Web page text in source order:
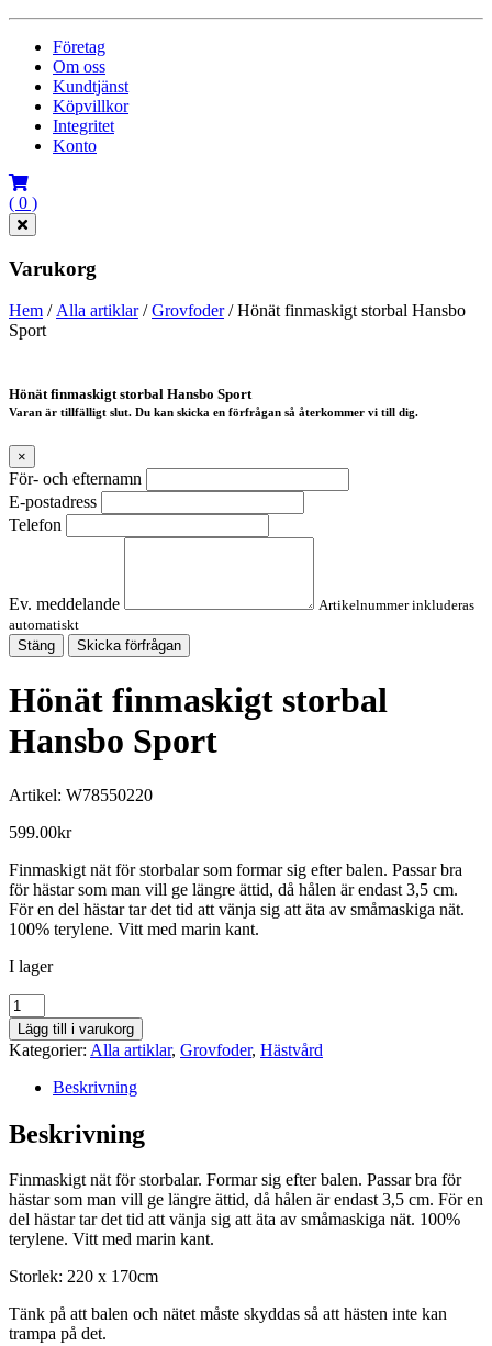
Företag
Om oss
Kundtjänst
Köpvillkor
Integritet
Konto
( 0 )
Varukorg
Hem /Alla artiklar/Grovfoder/ Hönät finmaskigt storbal Hansbo
Sport
Hönät finmaskigt storbal Hansbo Sport
Varan är tillfälligt slut. Du kan skicka en förfrågan så återkommer vi till dig.
×
För- och efternamn
E-postadress
Telefon
Ev. meddelande
Artikelnummer inkluderas
automatiskt
Stäng
Skicka förfrågan
Hönät finmaskigt storbal
Hansbo Sport
Artikel: W78550220
599.00kr
Finmaskigt nät för storbalar som formar sig efter balen. Passar bra
för hästar som man vill ge längre ättid, då hålen är endast 3,5 cm.
För en del hästar tar det tid att vänja sig att äta av småmaskiga nät.
100% terylene. Vitt med marin kant.
I lager
Hönät
finmaskigt
storbal
Hansbo
Sport
mängd
Lägg till i varukorg
Kategorier: Alla artiklar, Grovfoder, Hästvård
Beskrivning
Beskrivning
Finmaskigt nät för storbalar. Formar sig efter balen. Passar bra för
hästar som man vill ge längre ättid, då hålen är endast 3,5 cm. För en
del hästar tar det tid att vänja sig att äta av småmaskiga nät. 100%
terylene. Vitt med marin kant.
Storlek: 220 x 170cm
Tänk på att balen och nätet måste skyddas så att hästen inte kan
trampa på det.